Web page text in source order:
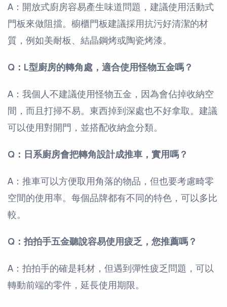
A：開放式廚房容易產生味道問題，建議使用活動式
門板來做阻擋。櫥櫃門板建議採用抗污好清潔的材
質，例如美耐板、結晶鋼烤或陶瓷烤漆。
Q：L型廚房的轉角處，適合使用怪物五金嗎？
A：我個人不建議使用怪物五金，因為會佔掉收納空
間，而且打掃不易。東西掉到深處也不好拿取。建議
可以使用對開門，並搭配收納盒分類。
Q：日系廚房會把轉角設計成推車，實用嗎？
A：推車可以方便取用角落的物品，但也要考慮畸零
空間的使用率。每個品牌都有不同的特色，可以多比
較。
Q：拍拍手五金聽說容易使用疲乏，您推薦嗎？
A：拍拍手的確是耗材，但遇到彈性疲乏問題，可以
轉動前端的零件，延長使用期限。